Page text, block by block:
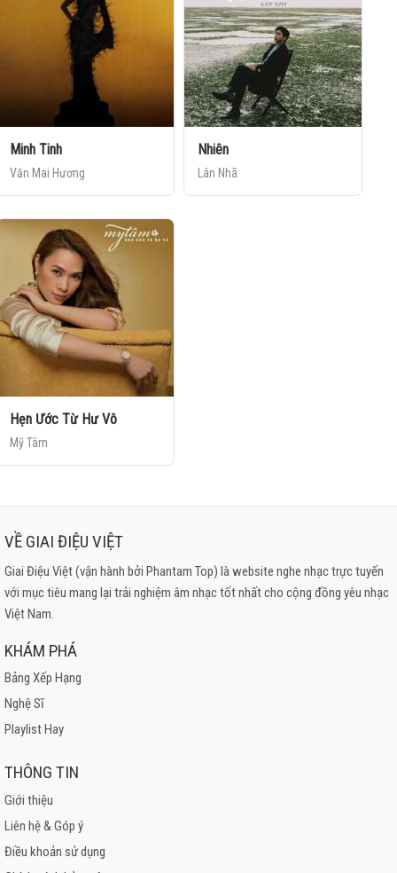
Minh Tinh
Văn Mai Hương
Nhiên
Lân Nhã
Hẹn Ước Từ Hư Vô
Mỹ Tâm
VỀ GIAI ĐIỆU VIỆT
Giai Điệu Việt (vận hành bởi Phantam Top) là website nghe nhạc trực tuyến
với mục tiêu mang lại trải nghiệm âm nhạc tốt nhất cho cộng đồng yêu nhạc
Việt Nam.
KHÁM PHÁ
Bảng Xếp Hạng
Nghệ Sĩ
Playlist Hay
THÔNG TIN
Giới thiệu
Liên hệ & Góp ý
Điều khoản sử dụng